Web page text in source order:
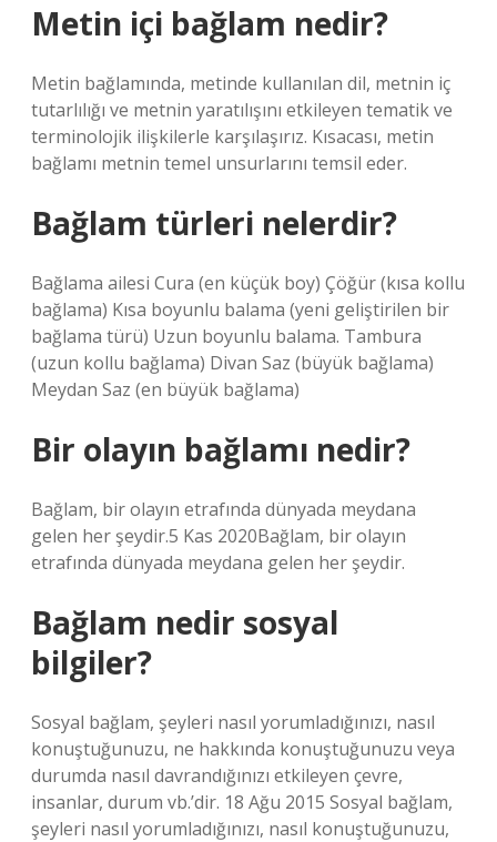
Metin içi bağlam nedir?
Metin bağlamında, metinde kullanılan dil, metnin iç
tutarlılığı ve metnin yaratılışını etkileyen tematik ve
terminolojik ilişkilerle karşılaşırız. Kısacası, metin
bağlamı metnin temel unsurlarını temsil eder.
Bağlam türleri nelerdir?
Bağlama ailesi Cura (en küçük boy) Çöğür (kısa kollu
bağlama) Kısa boyunlu balama (yeni geliştirilen bir
bağlama türü) Uzun boyunlu balama. Tambura
(uzun kollu bağlama) Divan Saz (büyük bağlama)
Meydan Saz (en büyük bağlama)
Bir olayın bağlamı nedir?
Bağlam, bir olayın etrafında dünyada meydana
gelen her şeydir.5 Kas 2020Bağlam, bir olayın
etrafında dünyada meydana gelen her şeydir.
Bağlam nedir sosyal
bilgiler?
Sosyal bağlam, şeyleri nasıl yorumladığınızı, nasıl
konuştuğunuzu, ne hakkında konuştuğunuzu veya
durumda nasıl davrandığınızı etkileyen çevre,
insanlar, durum vb.’dir. 18 Ağu 2015 Sosyal bağlam,
şeyleri nasıl yorumladığınızı, nasıl konuştuğunuzu,